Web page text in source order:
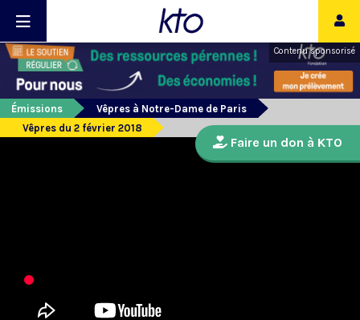
Contenu sponsorisé
Émissions
Vêpres à Notre-Dame de Paris
Vêpres du 2 février 2018
Faire un don à KTO